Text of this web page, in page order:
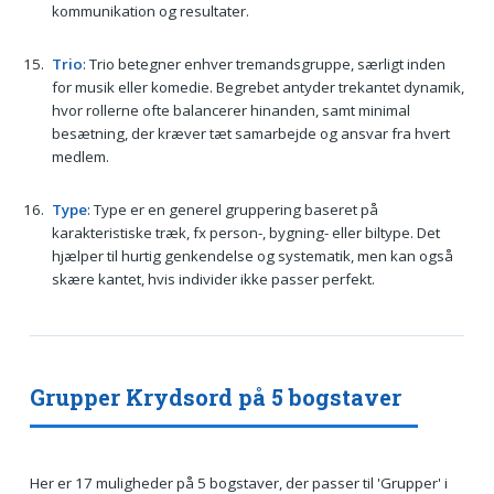
kommunikation og resultater.
Trio: Trio betegner enhver tremandsgruppe, særligt inden
for musik eller komedie. Begrebet antyder trekantet dynamik,
hvor rollerne ofte balancerer hinanden, samt minimal
besætning, der kræver tæt samarbejde og ansvar fra hvert
medlem.
Type: Type er en generel gruppering baseret på
karakteristiske træk, fx person-, bygning- eller biltype. Det
hjælper til hurtig genkendelse og systematik, men kan også
skære kantet, hvis individer ikke passer perfekt.
Grupper Krydsord på 5 bogstaver
Her er 17 muligheder på 5 bogstaver, der passer til 'Grupper' i